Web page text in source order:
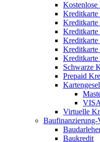
Kreditkarte
Kreditkarte
Kreditkarte
Kreditkarte
Kreditkarte
Schwarze
Prepaid
Virtuelle
Baufinanzierung-
Baukredit